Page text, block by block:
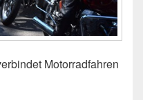
Motorradfahren